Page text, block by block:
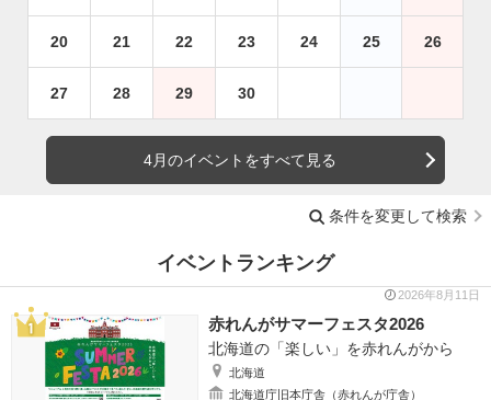
20 21 22 23 24 25 26
27 28 29 30
4月のイベントをすべて見る
条件を変更して検索
イベントランキング
2026年8月11日
赤れんがサマーフェスタ2026
北海道の「楽しい」を赤れんがから
北海道
北海道庁旧本庁舎（赤れんが庁舎）